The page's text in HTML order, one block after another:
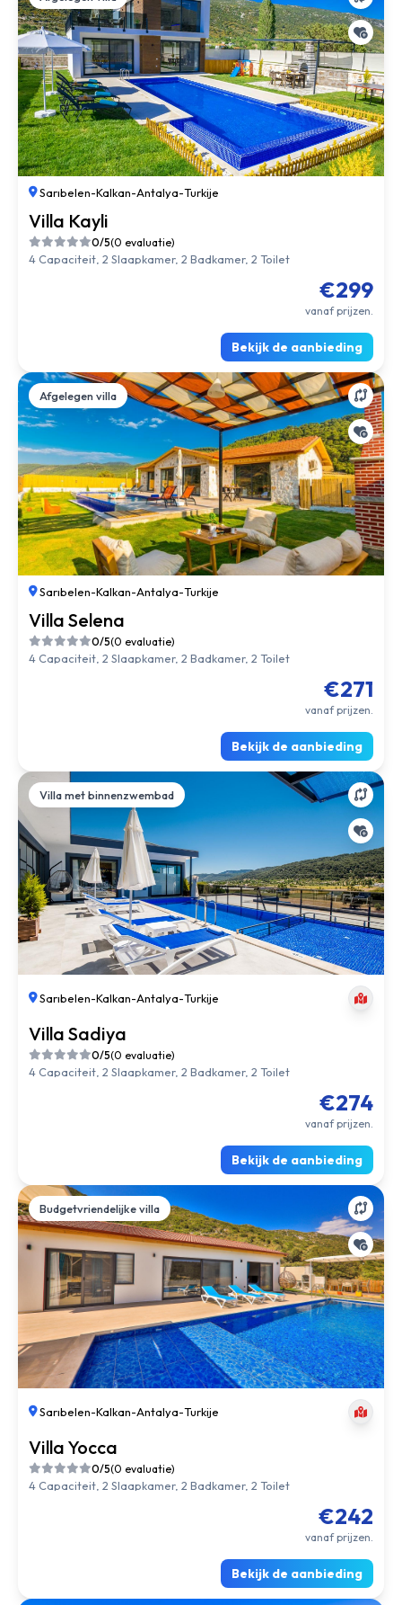
Sarıbelen-Kalkan-Antalya-Turkije
Villa Kayli
0/5(0 evaluatie)
4 Capaciteit, 2 Slaapkamer, 2 Badkamer, 2 Toilet
€299
vanaf prijzen.
Bekijk de aanbieding
Afgelegen villa
Sarıbelen-Kalkan-Antalya-Turkije
Villa Selena
0/5(0 evaluatie)
4 Capaciteit, 2 Slaapkamer, 2 Badkamer, 2 Toilet
€271
vanaf prijzen.
Bekijk de aanbieding
Villa met binnenzwembad
Sarıbelen-Kalkan-Antalya-Turkije
Villa Sadiya
0/5(0 evaluatie)
4 Capaciteit, 2 Slaapkamer, 2 Badkamer, 2 Toilet
€274
vanaf prijzen.
Bekijk de aanbieding
Budgetvriendelijke villa
Sarıbelen-Kalkan-Antalya-Turkije
Villa Yocca
0/5(0 evaluatie)
4 Capaciteit, 2 Slaapkamer, 2 Badkamer, 2 Toilet
€242
vanaf prijzen.
Bekijk de aanbieding